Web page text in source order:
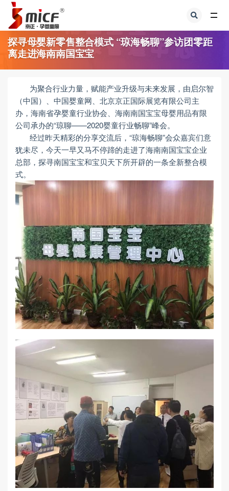
探寻母婴新零售整合模式 “琼海畅聊”参访团零距
离走进海南南国宝宝
为聚合行业力量，赋能产业升级与未来发展，由启尔智
（中国）、中国婴童网、北京京正国际展览有限公司主
办，海南省孕婴童行业协会、海南南国宝宝母婴用品有限
公司承办的“琼聊——2020婴童行业畅聊”峰会。
经过昨天精彩的分享交流后，“琼海畅聊”会众嘉宾们意
犹未尽，今天一早又马不停蹄的走进了海南南国宝宝企业
总部，探寻南国宝宝和宝贝天下所开辟的一条全新整合模
式。
全部